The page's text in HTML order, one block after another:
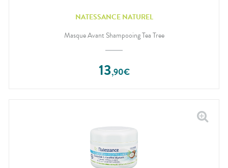
NATESSANCE NATUREL
Masque Avant Shampooing Tea Tree
13,90€